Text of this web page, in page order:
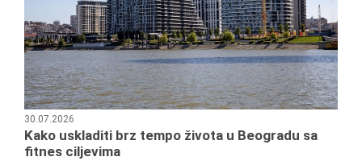
30.07.2026
Kako uskladiti brz tempo života u Beogradu sa
fitnes ciljevima